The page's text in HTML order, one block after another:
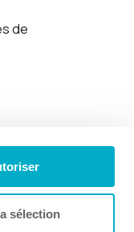
sélection
de